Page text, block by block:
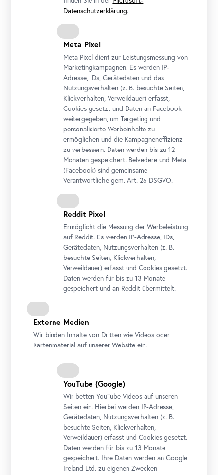
Franz West, Lips, 2012
Aluminium, Kunststoff, Epoxidharz, Glasfaserverstärker
Verlassenschaft nach Franz West, ©Archiv Franz West
Foto: Johannes Stoll / Belvedere, Wien
Verena Dengler, „Die Krönung der Hyazintha, 13. Mai 2023“
Ein poème chorégraphique – Festakt von Verena Dengler
In Zusammenarbeit mit Steffanie Ergen, Beatrix Ó Corráin aka
Battle-ax, Toni Schmale, Marcia Schmidt, Barbara Urbanic u. a.
Foto: Johannes Stoll / Belvedere, Wien, © Bildrecht, Wien 2023
Datenschutzerklärung.
Meta Pixel
Meta Pixel dient zur Leistungsmessung von
Marketingkampagnen. Es werden IP-
Adresse, IDs, Gerätedaten und das
Nutzungsverhalten (z. B. besuchte Seiten,
Klickverhalten, Verweildauer) erfasst,
Cookies gesetzt und Daten an Facebook
weitergegeben, um Targeting und
personalisierte Werbeinhalte zu
ermöglichen und die Kampagneneffizienz
zu verbessern. Daten werden bis zu 12
Monaten gespeichert. Belvedere und Meta
(Facebook) sind gemeinsame
Verantwortliche gem.Art. 26 DSGVO.
Reddit Pixel
Ermöglicht die Messung der Werbeleistung
auf Reddit. Es werden IP-Adresse, IDs,
Gerätedaten, Nutzungsverhalten (z. B.
besuchte Seiten, Klickverhalten,
Verweildauer) erfasst und Cookies gesetzt.
Daten werden für bis zu 13 Monate
gespeichert und an Reddit übermittelt.
Externe Medien
Wir binden Inhalte von Dritten wie Videos oder
Kartenmaterial auf unserer Website ein.
YouTube (Google)
Wir bettenYouTube Videos auf unseren
Seiten ein. Hierbei werden IP-Adresse,
Gerätedaten, Nutzungsverhalten (z. B.
besuchte Seiten, Klickverhalten,
Verweildauer) erfasst und Cookies gesetzt.
Daten werden für bis zu 13 Monate
gespeichert. Ihre Daten werden an Google
Ireland Ltd. zu eigenen Zwecken